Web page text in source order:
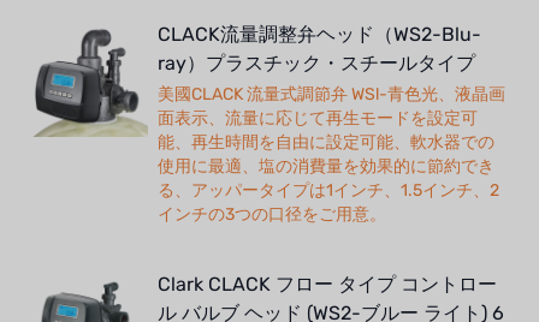
CLACK流量調整弁ヘッド（WS2-Blu-
ray）プラスチック・スチールタイプ
美國CLACK 流量式調節弁 WSl-青色光、液晶画
面表示、流量に応じて再生モードを設定可
能、再生時間を自由に設定可能、軟水器での
使用に最適、塩の消費量を効果的に節約でき
る、アッパータイプは1インチ、1.5インチ、2
インチの3つの口径をご用意。
Clark CLACK フロー タイプ コントロー
ル バルブ ヘッド (WS2-ブルー ライト) 6